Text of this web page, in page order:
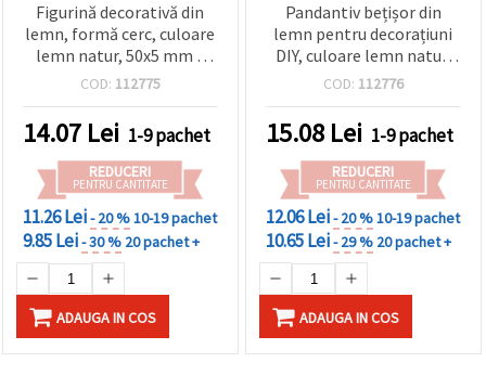
Figurină decorativă din
lemn, formă cerc, culoare
lemn natur, 50x5 mm –
set 2 bucăți
COD: 112775
14.07 Lei 1-9 pachet
REDUCERI
PENTRU CANTITATE
11.26 Lei- 20 %10-19 pachet
9.85 Lei- 30 % 20 pachet +
ADAUGA IN COS
Pandantiv bețișor din
lemn pentru decorațiuni
DIY, culoare lemn natur,
40x6x2 mm, orificiu 2 mm
COD: 112776
15.08 Lei 1-9 pachet
REDUCERI
PENTRU CANTITATE
12.06 Lei- 20 %10-19 pachet
10.65 Lei- 29 % 20 pachet +
ADAUGA IN COS